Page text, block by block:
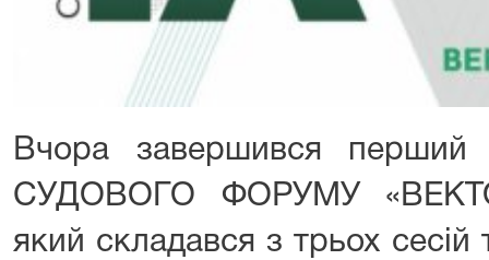
Вчора завершився
СУДОВОГО ФОРУМУ
який складався з трьох сесій